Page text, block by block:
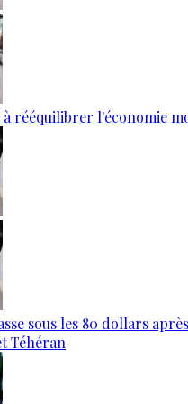
à rééquilibrer l'économie
sous les 80 dollars
Téhéran